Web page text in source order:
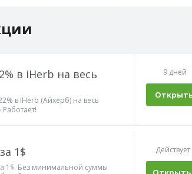
в iHerb на весь
в IHerb (Айхерб) на весь
9 дней
1$
1$. Без минимальной суммы
Действует